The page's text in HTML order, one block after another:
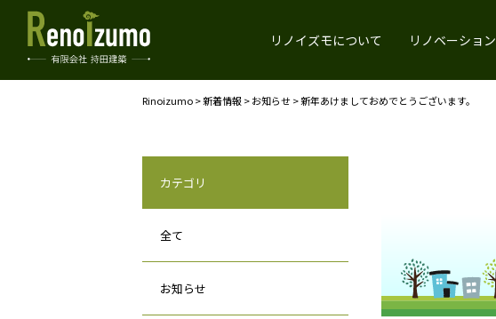
リノイズモについて リノベーション
Rinoizumo>新着情報>お知らせ>新年あけましておめでとうございます。
カテゴリ
全て
お知らせ